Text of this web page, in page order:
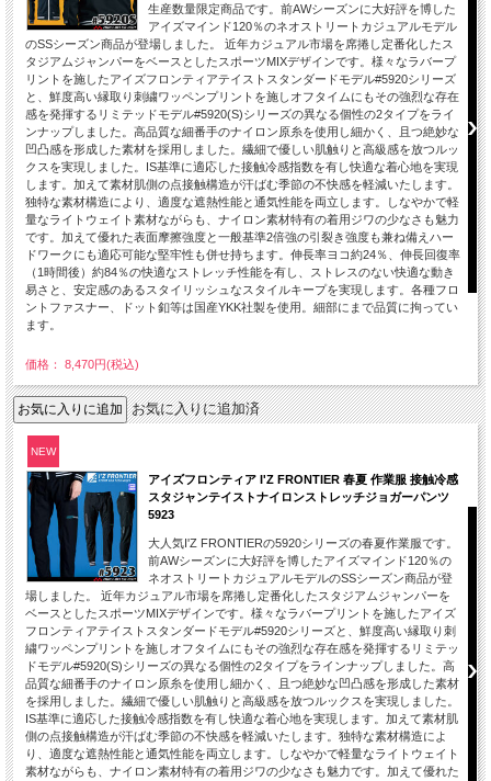
生産数量限定商品です。前AWシーズンに大好評を博した
アイズマインド120％のネオストリートカジュアルモデル
のSSシーズン商品が登場しました。 近年カジュアル市場を席捲し定番化したス
タジアムジャンパーをベースとしたスポーツMIXデザインです。様々なラバープ
リントを施したアイズフロンティアテイストスタンダードモデル#5920シリーズ
と、鮮度高い縁取り刺繍ワッペンプリントを施しオフタイムにもその強烈な存在
感を発揮するリミテッドモデル#5920(S)シリーズの異なる個性の2タイプをライ
ンナップしました。高品質な細番手のナイロン原糸を使用し細かく、且つ絶妙な
凹凸感を形成した素材を採用しました。繊細で優しい肌触りと高級感を放つルッ
クスを実現しました。IS基準に適応した接触冷感指数を有し快適な着心地を実現
します。加えて素材肌側の点接触構造が汗ばむ季節の不快感を軽減いたします。
独特な素材構造により、適度な遮熱性能と通気性能を両立します。しなやかで軽
量なライトウェイト素材ながらも、ナイロン素材特有の着用ジワの少なさも魅力
です。加えて優れた表面摩擦強度と一般基準2倍強の引裂き強度も兼ね備えハー
ドワークにも適応可能な堅牢性も併せ持ちます。伸長率ヨコ約24％、伸長回復率
（1時間後）約84％の快適なストレッチ性能を有し、ストレスのない快適な動き
易さと、安定感のあるスタイリッシュなスタイルキープを実現します。各種フロ
ントファスナー、ドット釦等は国産YKK社製を使用。細部にまで品質に拘ってい
ます。
価格： 8,470円(税込)
お気に入りに追加済
NEW
アイズフロンティア I'Z FRONTIER 春夏 作業服 接触冷感
スタジャンテイストナイロンストレッチジョガーパンツ
5923
大人気I'Z FRONTIERの5920シリーズの春夏作業服です。
前AWシーズンに大好評を博したアイズマインド120％の
ネオストリートカジュアルモデルのSSシーズン商品が登
場しました。 近年カジュアル市場を席捲し定番化したスタジアムジャンパーを
ベースとしたスポーツMIXデザインです。様々なラバープリントを施したアイズ
フロンティアテイストスタンダードモデル#5920シリーズと、鮮度高い縁取り刺
繍ワッペンプリントを施しオフタイムにもその強烈な存在感を発揮するリミテッ
ドモデル#5920(S)シリーズの異なる個性の2タイプをラインナップしました。高
品質な細番手のナイロン原糸を使用し細かく、且つ絶妙な凹凸感を形成した素材
を採用しました。繊細で優しい肌触りと高級感を放つルックスを実現しました。
IS基準に適応した接触冷感指数を有し快適な着心地を実現します。加えて素材肌
側の点接触構造が汗ばむ季節の不快感を軽減いたします。独特な素材構造によ
り、適度な遮熱性能と通気性能を両立します。しなやかで軽量なライトウェイト
素材ながらも、ナイロン素材特有の着用ジワの少なさも魅力です。加えて優れた